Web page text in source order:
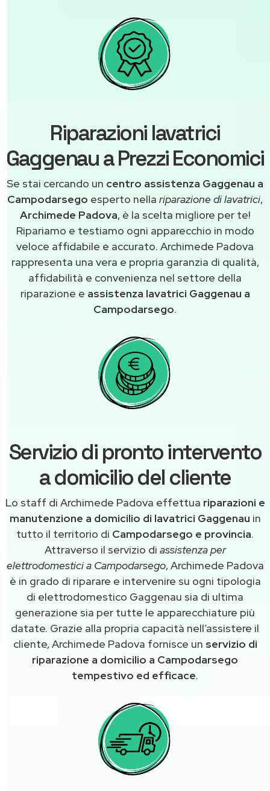
Riparazioni lavatrici
Gaggenau a Prezzi Economici
Se stai cercando un centro assistenza Gaggenau a
Campodarsego esperto nella riparazione di lavatrici,
Archimede Padova, è la scelta migliore per te!
Ripariamo e testiamo ogni apparecchio in modo
veloce affidabile e accurato. Archimede Padova
rappresenta una vera e propria garanzia di qualità,
affidabilità e convenienza nel settore della
riparazione e assistenza lavatrici Gaggenau a
Campodarsego.
Servizio di pronto intervento
a domicilio del cliente
Lo staff di Archimede Padova effettua riparazioni e
manutenzione a domicilio di lavatrici Gaggenau in
tutto il territorio di Campodarsego e provincia.
Attraverso il servizio di assistenza per
elettrodomestici a Campodarsego, Archimede Padova
è in grado di riparare e intervenire su ogni tipologia
di elettrodomestico Gaggenau sia di ultima
generazione sia per tutte le apparecchiature più
datate. Grazie alla propria capacità nell’assistere il
cliente, Archimede Padova fornisce un servizio di
riparazione a domicilio a Campodarsego
tempestivo ed efficace.